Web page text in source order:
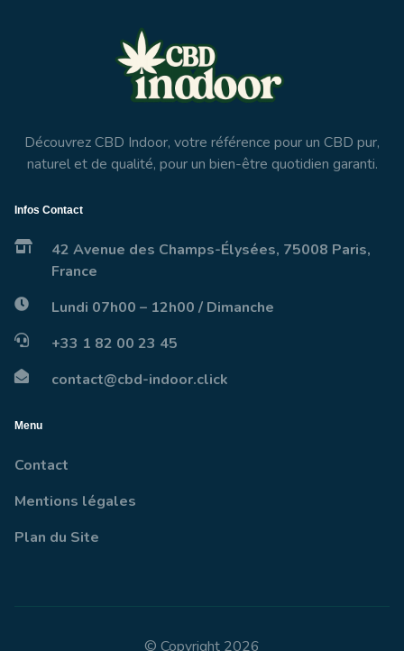
Découvrez CBD Indoor, votre référence pour un CBD pur,
naturel et de qualité, pour un bien-être quotidien garanti.
Infos Contact
42 Avenue des Champs-Élysées, 75008 Paris,
France
Lundi 07h00 – 12h00 / Dimanche
+33 1 82 00 23 45
contact@cbd-indoor.click
Menu
Contact
Mentions légales
Plan du Site
© Copyright 2026